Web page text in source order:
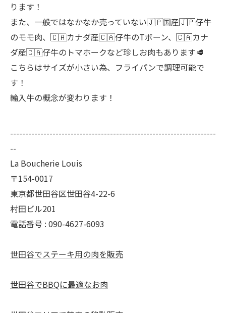
ります！
また、一般ではなかなか売っていない🇯🇵国産🇯🇵仔牛
のモモ肉、🇨🇦カナダ産🇨🇦仔牛のTボーン、🇨🇦カナ
ダ産🇨🇦仔牛のトマホークなど珍しお肉もあります🥩
こちらはサイズが小さい為、フライパンで調理可能で
す！
輸入牛の概念が変わります！
--------------------------------------------------------------------
--
La Boucherie Louis
〒154-0017
東京都世田谷区世田谷4-22-6
村田ビル201
電話番号 : 090-4627-6093
世田谷でステーキ用の肉を販売
世田谷でBBQに最適なお肉